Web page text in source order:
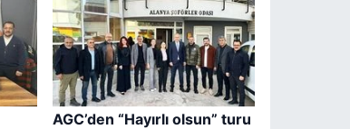
AGC’den “Hayırlı olsun” turu